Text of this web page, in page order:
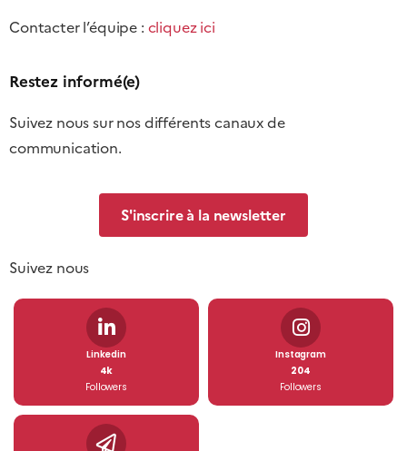
Contacter l’équipe : cliquez ici
Restez informé(e)
Suivez nous sur nos différents canaux de
communication.
S'inscrire à la newsletter
Suivez nous
Linkedin
4k
Followers
Instagram
204
Followers